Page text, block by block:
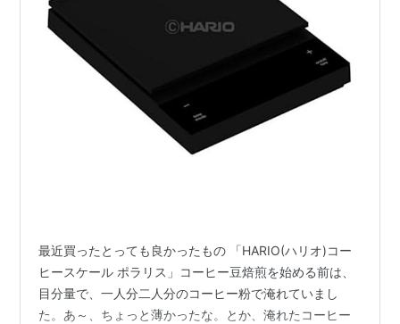
最近買ったとっても良かったもの 「HARIO(ハリオ)コー
ヒースケール ポラリス」コーヒー豆焙煎を始める前は、
目分量で、一人分二人分のコーヒー粉で淹れていまし
た。あ～、ちょっと薄かったな。とか、淹れたコーヒー